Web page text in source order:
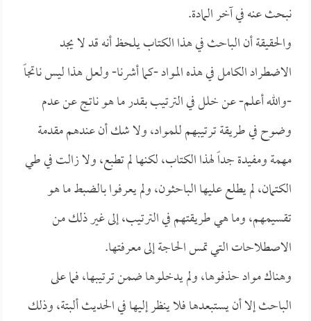
نبحث عنه في آخر المادة.
والحقيقة أن الباحث في هذا الكتاب يلحظ أنه قد لا يجد
الاضطراد الكامل في هذه المواد -كما أشرنا- ولعل هذا ليس ناتجاً
-والله أعلم- عن خلل في الترتيب بقدر ما هو ناتج عن عدم
وضوح في طريقة ترتيبهم للمواد، ولا شك أن عندهم مقدمة
مهمة ومفيدة جداً لهذا الكتاب، لكنها لم تطبع، ولا زالت في طي
الكتمان، لم يطلع عليها الباحثون، ولم يعرفوا بالضبط ما هو
تقسيمهم، وما هي طريقتهم في الترتيب، إلى غير ذلك من
الاصطلاحات التي تمس الحاجة إلى معرفتها.
وهناك مواد حذفوها، ولم يدخلوها ضمن ترتيبها، فما على
الباحث إلا أن يستبعدها فلا ينظر إليها في الحديث ألبتة، وذلك